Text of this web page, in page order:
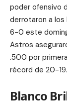
poder ofensivo
derrotaron a los
6-0 este
Astros
.500 por
récord de 20-19.
Blanco